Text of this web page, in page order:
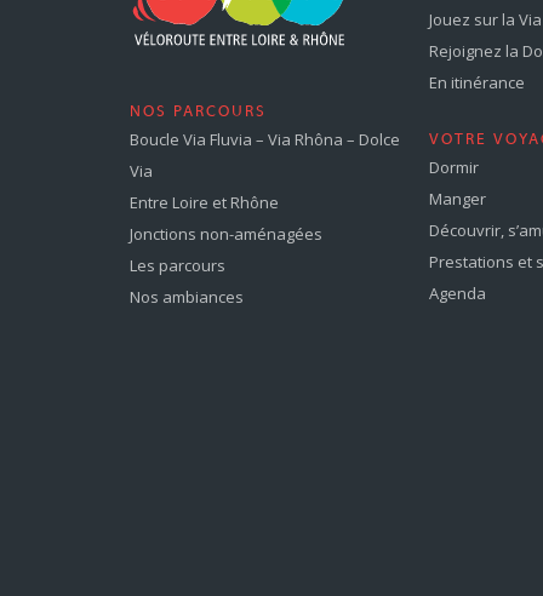
NOS PARCOURS
Boucle Via Fluvia – Via Rhôna – Dolce
Via
Entre Loire et Rhône
Jonctions non-aménagées
Les parcours
Nos ambiances
Jouez sur la
Rejoignez la
En itinérance
VOTRE
Dormir
Manger
Découvrir,
Prestations et
Agenda